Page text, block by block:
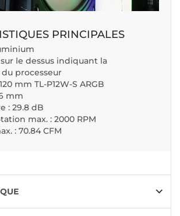
PRINCIPALES
le dessus indiquant la
processeur
mm TL-P12W-S ARGB
mm
: 29.8 dB
max. : 2000 RPM
: 70.84 CFM